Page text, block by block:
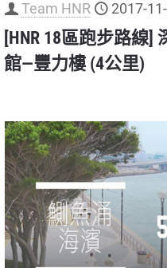
Team HNR 2017-
[HNR 18區跑步路線]
館—豐力樓 (4公里)